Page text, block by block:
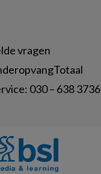
vragen
030 – 638 3736